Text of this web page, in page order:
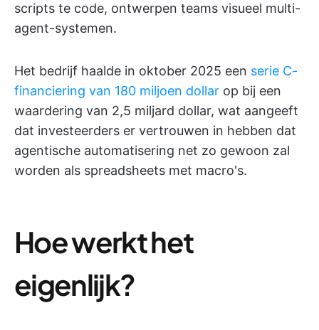
scripts te code, ontwerpen teams visueel multi-
agent-systemen.
Het bedrijf haalde in oktober 2025 een serie C-
financiering van 180 miljoen dollar op bij een
waardering van 2,5 miljard dollar, wat aangeeft
dat investeerders er vertrouwen in hebben dat
agentische automatisering net zo gewoon zal
worden als spreadsheets met macro's.
Hoe werkt het
eigenlijk?